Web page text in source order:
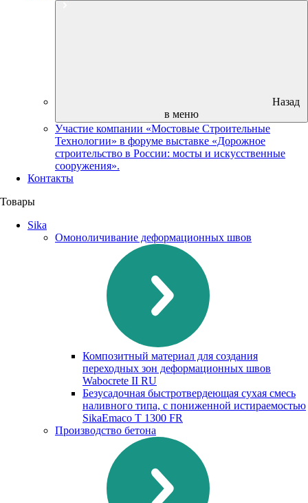
Назад
в меню
Участие компании «Мостовые Строительные
Технологии» в форуме выставке «Дорожное
строительство в России: мосты и искусственные
сооружения».
Контакты
Товары
Sika
Омоноличивание деформационных швов
Композитный материал для создания
переходных зон деформационных швов
Waboсrete II RU
Безусадочная быстротвердеющая сухая смесь
наливного типа, с пониженной истираемостью
SikaEmaco T 1300 FR
Производство бетона